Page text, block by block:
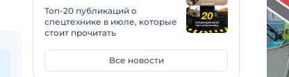
Топ-20 публикаций о
спецтехнике в июле, которые
стоит прочитать
Все новости